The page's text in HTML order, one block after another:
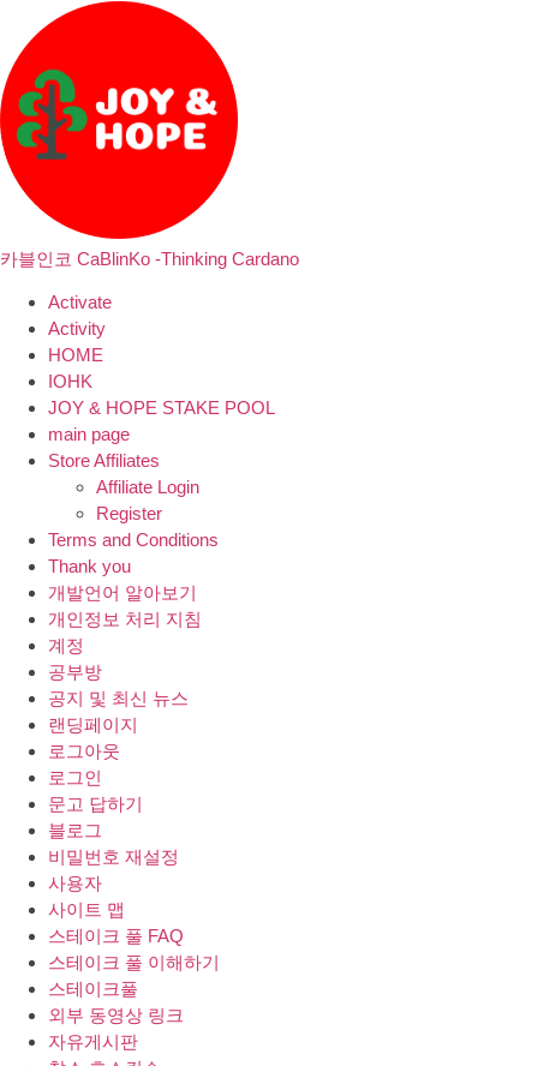
카블인코 CaBlinKo -Thinking Cardano
Activate
Activity
HOME
IOHK
JOY & HOPE STAKE POOL
main page
Store Affiliates
Affiliate Login
Register
Terms and Conditions
Thank you
개발언어 알아보기
개인정보 처리 지침
계정
공부방
공지 및 최신 뉴스
랜딩페이지
로그아웃
로그인
문고 답하기
블로그
비밀번호 재설정
사용자
사이트 맵
스테이크 풀 FAQ
스테이크 풀 이해하기
스테이크풀
외부 동영상 링크
자유게시판